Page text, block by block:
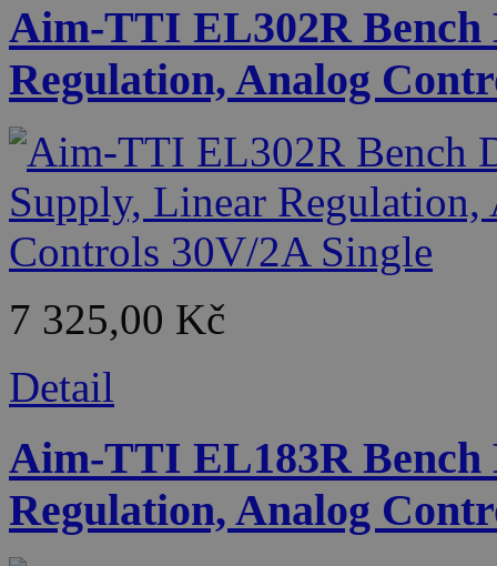
Aim-TTI EL302R Bench
Regulation, Analog
7 325,00 Kč
Detail
Aim-TTI EL183R Bench
Regulation, Analog